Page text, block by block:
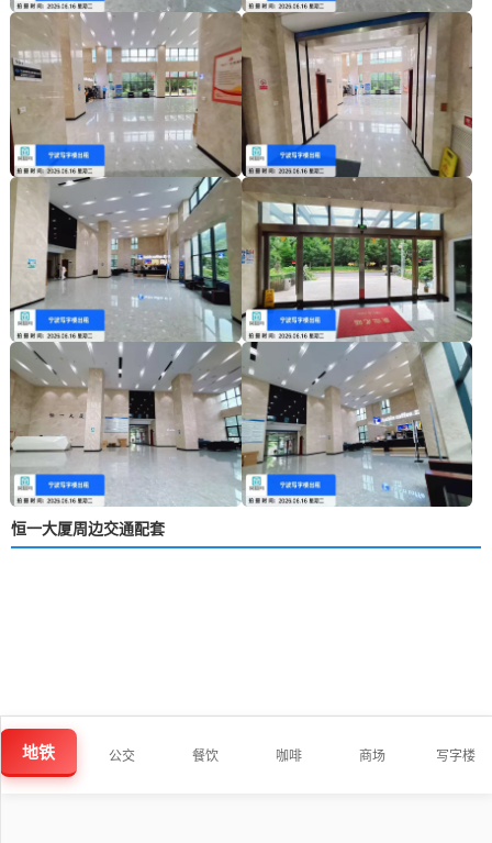
恒一大厦周边交通配套
地铁 公交 餐饮 咖啡 商场 写字楼